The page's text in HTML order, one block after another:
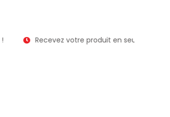
Recevez votre produit en seulement 2